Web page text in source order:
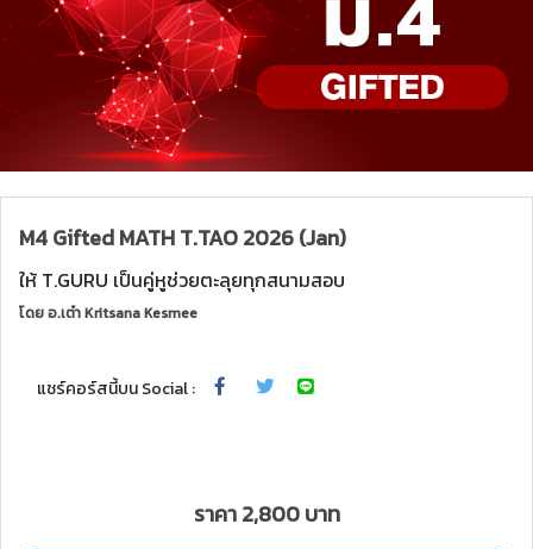
M4 Gifted MATH T.TAO 2026 (Jan)
ให้ T.GURU เป็นคู่หูช่วยตะลุยทุกสนามสอบ
โดยอ.เต๋า Kritsana Kesmee
แชร์คอร์สนี้บน Social :
ราคา 2,800 บาท